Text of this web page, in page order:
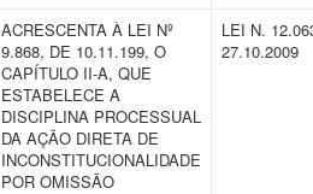
ACRESCENTA À LEI Nº
9.868, DE 10.11.199, O
CAPÍTULO II-A, QUE
ESTABELECE A
DISCIPLINA PROCESSUAL
DA AÇÃO DIRETA DE
INCONSTITUCIONALIDADE
POR OMISSÃO
LEI N.
27.10.2009